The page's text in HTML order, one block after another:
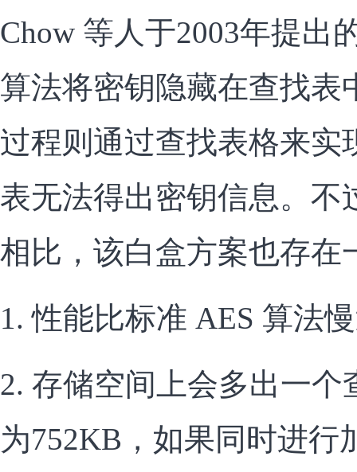
Chow 等人于2003年提出
算法将密钥隐藏在查找表
过程则通过查找表格来实
表无法得出密钥信息。不
相比，该白盒方案也存在
1. 性能比标准 AES 算法
2. 存储空间上会多出一
为752KB，如果同时进行